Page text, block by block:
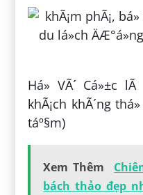
Há» VÃ´ Cá»±c
khÃ¡ch khÃ´ng
táº§m)
Xem Thêm
bách thảo đẹp